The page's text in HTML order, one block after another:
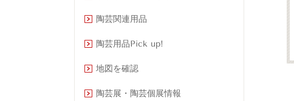
陶芸関連用品
陶芸用品Pick up!
地図を確認
陶芸展・陶芸個展情報